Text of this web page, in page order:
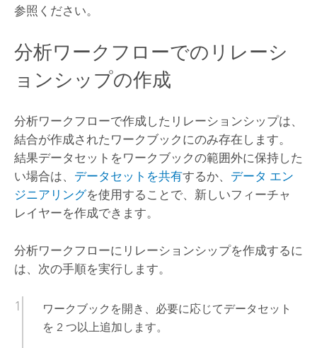
参照ください。
分析ワークフローでのリレーシ
ョンシップの作成
分析ワークフローで作成したリレーションシップは、
結合が作成されたワークブックにのみ存在します。
結果データセットをワークブックの範囲外に保持した
い場合は、 データセットを共有するか、 データ エン
ジニアリングを使用することで、新しいフィーチャ
レイヤーを作成できます。
分析ワークフローにリレーションシップを作成するに
は、次の手順を実行します。
ワークブックを開き、必要に応じてデータセット
を 2 つ以上追加します。